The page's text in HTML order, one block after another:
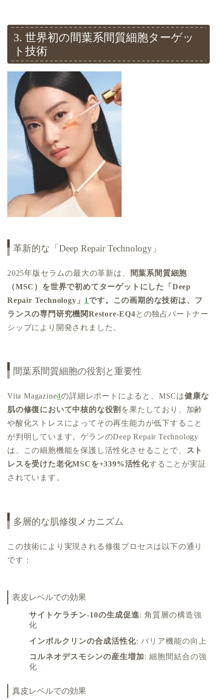
3. 世界初の間葉系間質細胞ターゲッ
ト技術
革新的な「Deep Repair Technology」
2025年版セラムの最大の革新は、
間葉系間質細胞
（MSC）を世界で初めてターゲットにした「Deep
Repair Technology」 1です。この画期的な技術は、フ
ランスの専門研究機関Restore-EQ4との独占パートナー
シップにより開発されました。
間葉系間質細胞の役割と重要性
Vita Magazine4の詳細レポートによると、MSCは健康な
肌の修復において中核的な役割 を果たしており、加齢
や酸化ストレスによってその再生能力が低下すること
が判明しています。ゲランのDeep Repair Technology
は、この細胞機能を保護し活性化させることで、
スト
レスを受けた老化MSCを+339%活性化することが実証
されています。
多層的な肌修復メカニズム
この技術により実現される修復プロセスは以下の通り
です：
表皮レベルでの効果
サイトケラチン-10の生成促進: 角質層の構造強
化
インボルクリンの合成活性化: バリア機能の向上
コルネオデスモシンの産生増加: 細胞間結合の強
化
真皮レベルでの効果